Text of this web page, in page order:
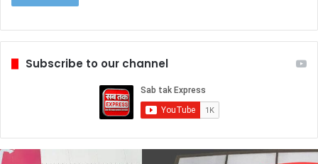
Subscribe to our channel